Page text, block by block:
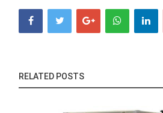
RELATED POSTS